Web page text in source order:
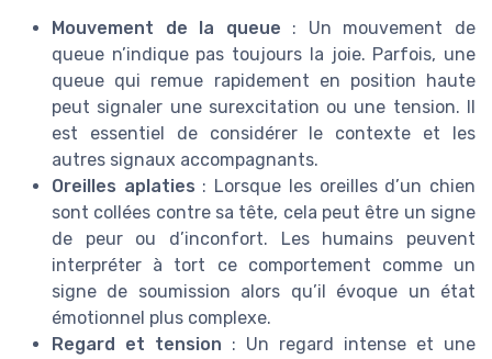
Mouvement de la queue : Un mouvement de
queue n’indique pas toujours la joie. Parfois, une
queue qui remue rapidement en position haute
peut signaler une surexcitation ou une tension. Il
est essentiel de considérer le contexte et les
autres signaux accompagnants.
Oreilles aplaties : Lorsque les oreilles d’un chien
sont collées contre sa tête, cela peut être un signe
de peur ou d’inconfort. Les humains peuvent
interpréter à tort ce comportement comme un
signe de soumission alors qu’il évoque un état
émotionnel plus complexe.
Regard et tension : Un regard intense et une